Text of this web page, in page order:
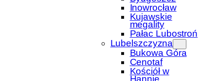
Inowrocław
Kujawskie
megality
Pałac Lubostroń
Lubelszczyzna
Bukowa Góra
Cenotaf
Kościół w
Hannie